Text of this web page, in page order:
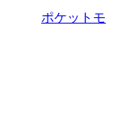
ポケットモ